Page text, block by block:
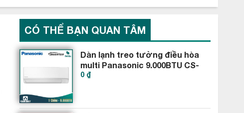
CÓ THỂ BẠN QUAN TÂM
Dàn lạnh treo tường điều hòa
multi Panasonic 9.000BTU CS-
MPS9SKH
0 ₫